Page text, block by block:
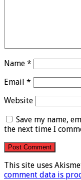
Name *
Email *
Website
Save my name,
the next time I
This site uses
comment data is